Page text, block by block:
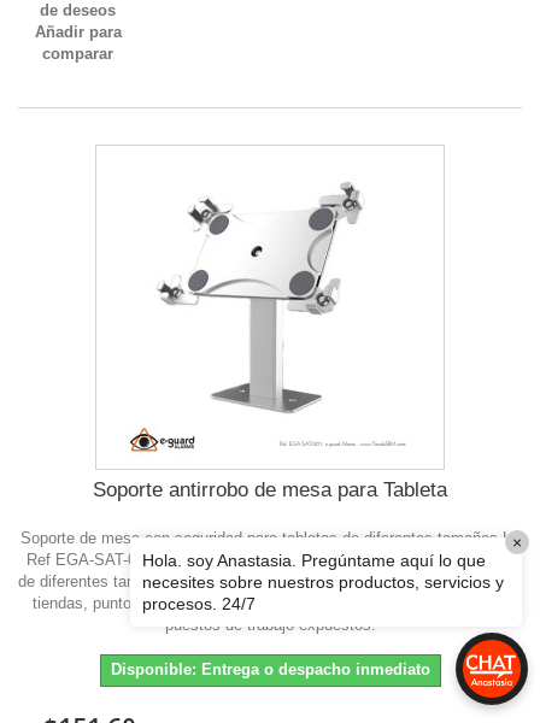
de deseos
Añadir para
comparar
Soporte antirrobo de mesa para Tableta
Soporte de mesa con seguridad para tabletas de diferentes tamaños.La
Ref EGA-SAT-001 es funcional para anclar y proteger tablets digitales
de diferentes tamaños y marcas. Ideal en usos de restaurantes y bares,
tiendas, puntos de venta itinerantes, puntos de atención al público y
puestos de trabajo expuestos.
Disponible: Entrega o despacho inmediato